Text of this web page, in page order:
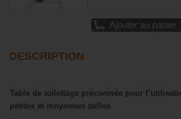
Ajouter au panier
DESCRIPTION
Table de toilettage préconisée pour
petites et moyennes tailles